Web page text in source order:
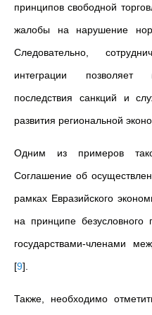
принципов свободной
жалобы на нарушение
Следовательно,
интеграции позволяет
последствия санкций и
развития региональной
Одним из примеров
Соглашение об
рамках Евразийского
на принципе
государствами-членами
[9]
Также, необходимо